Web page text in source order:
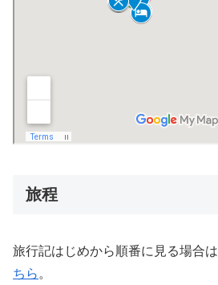
旅程
旅行記はじめから順番に見る場合は
ちら 。